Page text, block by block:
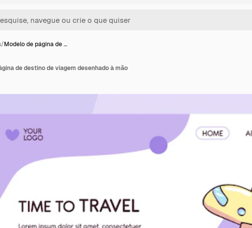
/Modelo de página de …
de destino de viagem desenhado à mão